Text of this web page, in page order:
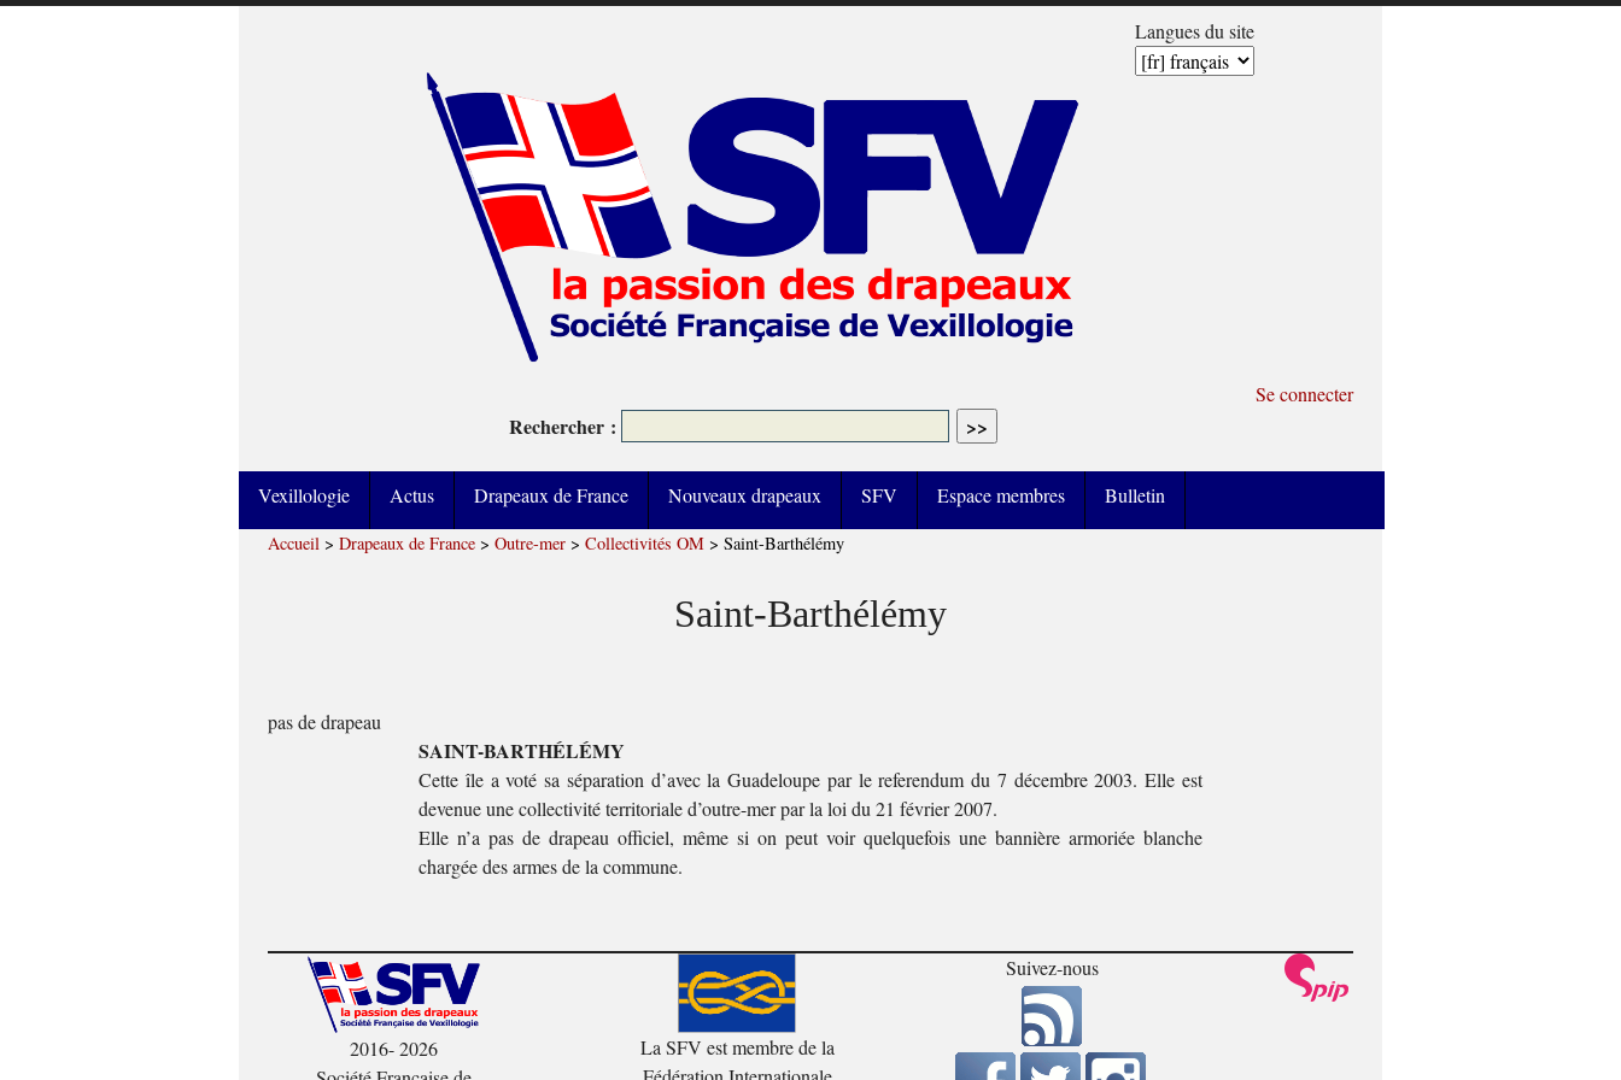
Se connecter
Langues du site
Rechercher :
Vexillologie Actus Drapeaux de France Nouveaux drapeaux SFV Espace membres Bulletin
Accueil > Drapeaux de France > Outre-mer > Collectivités OM > Saint-Barthélémy
Saint-Barthélémy
pas de drapeau
SAINT-BARTHÉLÉMY
Cette île a voté sa séparation d’avec la Guadeloupe par le referendum du 7 décembre 2003. Elle est
devenue une collectivité territoriale d’outre-mer par la loi du 21 février 2007.
Elle n’a pas de drapeau officiel, même si on peut voir quelquefois une bannière armoriée blanche
chargée des armes de la commune.
2016- 2026
La SFV est membre de la
Suivez-nous